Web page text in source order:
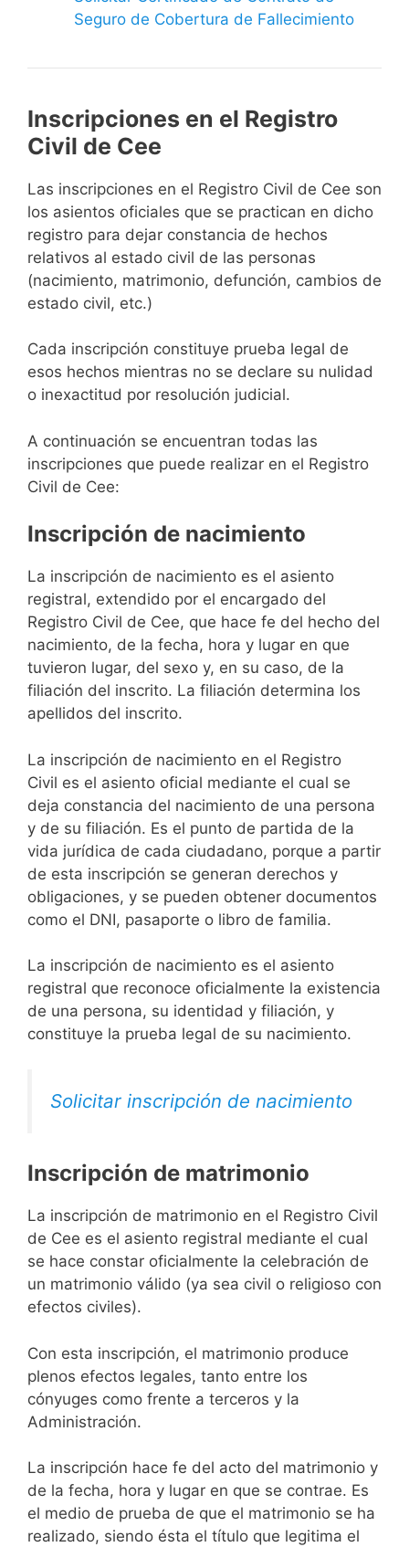
Seguro de Cobertura de Fallecimiento
Inscripciones en el Registro
Civil de Cee
Las inscripciones en el Registro Civil de Cee son
los asientos oficiales que se practican en dicho
registro para dejar constancia de hechos
relativos al estado civil de las personas
(nacimiento, matrimonio, defunción, cambios de
estado civil, etc.)
Cada inscripción constituye prueba legal de
esos hechos mientras no se declare su nulidad
o inexactitud por resolución judicial.
A continuación se encuentran todas las
inscripciones que puede realizar en el Registro
Civil de Cee:
Inscripción de nacimiento
La inscripción de nacimiento es el asiento
registral, extendido por el encargado del
Registro Civil de Cee, que hace fe del hecho del
nacimiento, de la fecha, hora y lugar en que
tuvieron lugar, del sexo y, en su caso, de la
filiación del inscrito. La filiación determina los
apellidos del inscrito.
La inscripción de nacimiento en el Registro
Civil es el asiento oficial mediante el cual se
deja constancia del nacimiento de una persona
y de su filiación. Es el punto de partida de la
vida jurídica de cada ciudadano, porque a partir
de esta inscripción se generan derechos y
obligaciones, y se pueden obtener documentos
como el DNI, pasaporte o libro de familia.
La inscripción de nacimiento es el asiento
registral que reconoce oficialmente la existencia
de una persona, su identidad y filiación, y
constituye la prueba legal de su nacimiento.
Solicitar inscripción de nacimiento
Inscripción de matrimonio
La inscripción de matrimonio en el Registro Civil
de Cee es el asiento registral mediante el cual
se hace constar oficialmente la celebración de
un matrimonio válido (ya sea civil o religioso con
efectos civiles).
Con esta inscripción, el matrimonio produce
plenos efectos legales, tanto entre los
cónyuges como frente a terceros y la
Administración.
La inscripción hace fe del acto del matrimonio y
de la fecha, hora y lugar en que se contrae. Es
el medio de prueba de que el matrimonio se ha
realizado, siendo ésta el título que legitima el